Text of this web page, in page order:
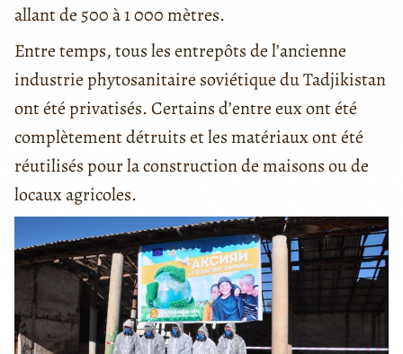
allant de 500 à 1 000 mètres.
Entre temps, tous les entrepôts de l’ancienne
industrie phytosanitaire soviétique du Tadjikistan
ont été privatisés. Certains d’entre eux ont été
complètement détruits et les matériaux ont été
réutilisés pour la construction de maisons ou de
locaux agricoles.